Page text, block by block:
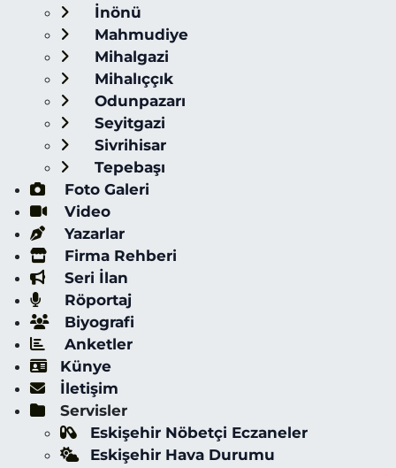
İnönü
Mahmudiye
Mihalgazi
Mihalıççık
Odunpazarı
Seyitgazi
Sivrihisar
Tepebaşı
Foto Galeri
Video
Yazarlar
Firma Rehberi
Seri İlan
Röportaj
Biyografi
Anketler
Künye
İletişim
Servisler
Eskişehir Nöbetçi Eczaneler
Eskişehir Hava Durumu